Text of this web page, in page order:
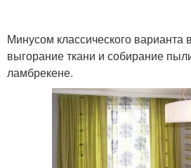
Минусом классического варианта
выгорание ткани и собирание
ламбрекене.